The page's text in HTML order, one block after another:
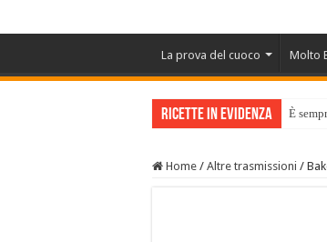
La prova del cuoco Molto
Ricette in evidenza È
Home / Altre trasmissioni /